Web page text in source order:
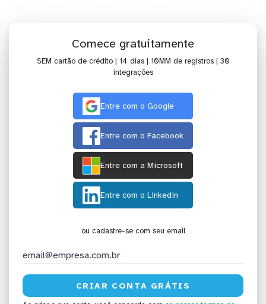
Comece gratuitamente
SEM cartão de crédito | 14 dias | 10MM de registros | 30
integrações
Entre com o Google
Entre com o Facebook
Entre com a Microsoft
Entre com o Linkedin
ou cadastre-se com seu email